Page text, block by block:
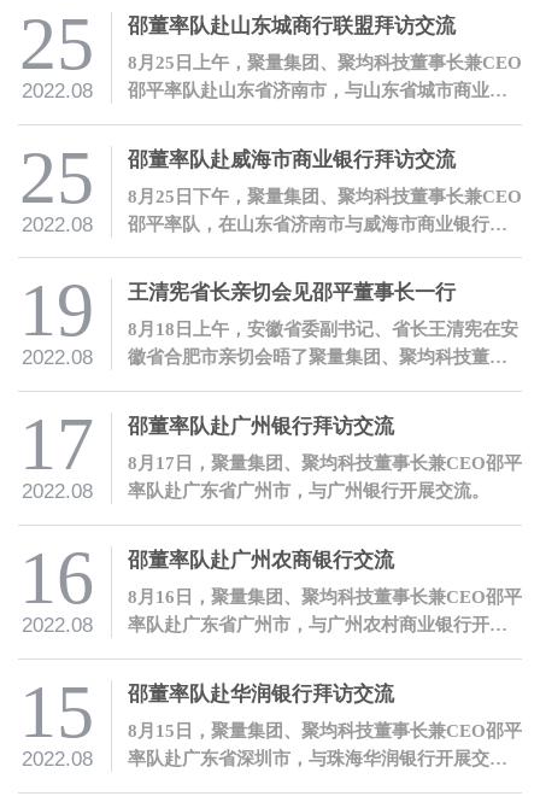
25
2022.08
邵董率队赴山东城商行联盟拜访交流
8月25日上午，聚量集团、聚均科技董事长兼CEO
邵平率队赴山东省济南市，与山东省城市商业银
25
2022.08
邵董率队赴威海市商业银行拜访交流
8月25日下午，聚量集团、聚均科技董事长兼CEO
邵平率队，在山东省济南市与威海市商业银行开
19
2022.08
王清宪省长亲切会见邵平董事长一行
8月18日上午，安徽省委副书记、省长王清宪在安
徽省合肥市亲切会晤了聚量集团、聚均科技董事
17
2022.08
邵董率队赴广州银行拜访交流
8月17日，聚量集团、聚均科技董事长兼CEO邵平
率队赴广东省广州市，与广州银行开展交流。
16
2022.08
邵董率队赴广州农商银行交流
8月16日，聚量集团、聚均科技董事长兼CEO邵平
率队赴广东省广州市，与广州农村商业银行开展
15
2022.08
邵董率队赴华润银行拜访交流
8月15日，聚量集团、聚均科技董事长兼CEO邵平
率队赴广东省深圳市，与珠海华润银行开展交